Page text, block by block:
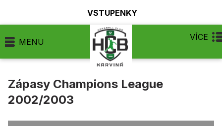
VSTUPENKY
MENU VÍCE
Zápasy Champions League
2002/2003